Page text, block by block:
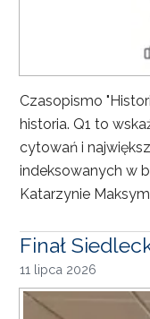
Czasopismo
historia. Q1 to
cytowań i
indeksowanych w
Katarzynie
Finał
11 lipca 2026